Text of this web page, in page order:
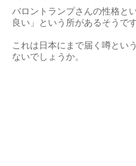
バロントランプさんの性格と
良い」という所があるそうです
これは日本にまで届く噂とい
ないでしょうか。